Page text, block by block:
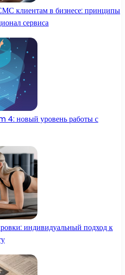
клиентам в бизнесе: принципы
сервиса
4: новый уровень работы с
индивидуальный подход к